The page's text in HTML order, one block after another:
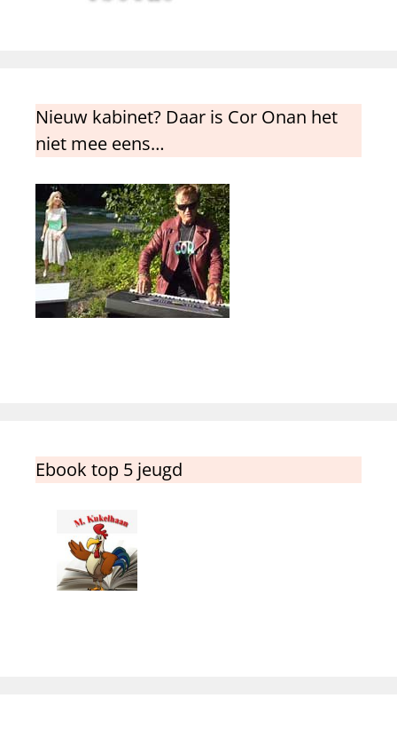
Nieuw kabinet? Daar is Cor Onan het
niet mee eens…
Ebook top 5 jeugd